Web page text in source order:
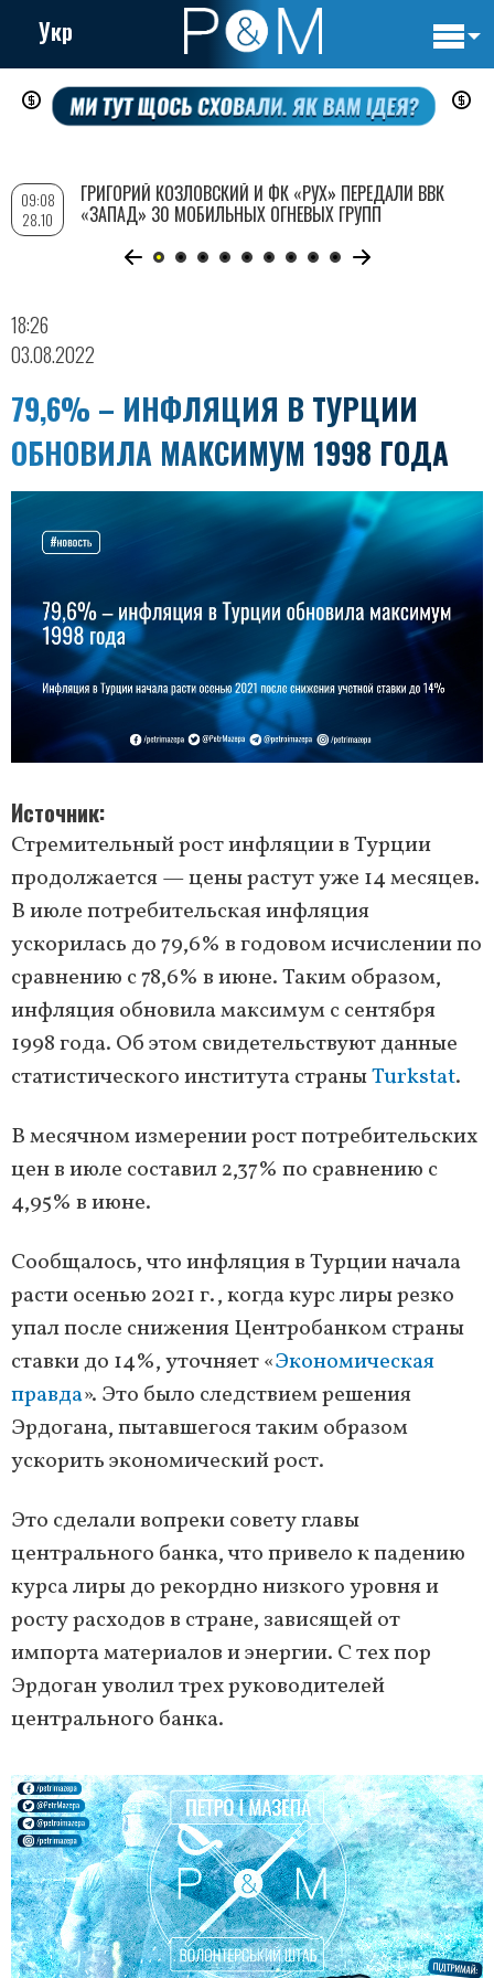
Перейти
содержанию
Укр
18:26
03.08.2022
79,6% – ИНФЛЯЦИЯ В ТУРЦИИ
ОБНОВИЛА МАКСИМУМ 1998 ГОДА
Источник
Стремительный рост инфляции в Турции
продолжается — цены растут уже 14 месяцев.
В июле потребительская инфляция
ускорилась до 79,6% в годовом исчислении по
сравнению с 78,6% в июне. Таким образом,
инфляция обновила максимум с сентября
1998 года. Об этом свидетельствуют данные
статистического института страныTurkstat.
В месячном измерении рост потребительских
цен в июле составил 2,37% по сравнению с
4,95% в июне.
Сообщалось, что инфляция в Турции начала
расти осенью 2021 г., когда курс лиры резко
упал после снижения Центробанком страны
ставки до 14%, уточняет «Экономическая
правда». Это было следствием решения
Эрдогана, пытавшегося таким образом
ускорить экономический рост.
Это сделали вопреки совету главы
центрального банка, что привело к падению
курса лиры до рекордно низкого уровня и
росту расходов в стране, зависящей от
импорта материалов и энергии. С тех пор
Эрдоган уволил трех руководителей
центрального банка.
09:08
28.10
ГРИГОРИЙ КОЗЛОВСКИЙ И ФК «РУХ» ПЕРЕДАЛИ ВВК
«ЗАПАД» 30 МОБИЛЬНЫХ ОГНЕВЫХ ГРУПП